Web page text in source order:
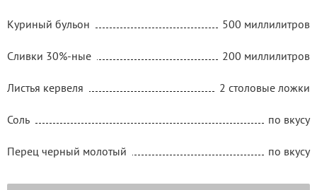
Куриный бульон 500 миллилитров
Сливки 30%-ные 200 миллилитров
Листья кервеля 2 столовые ложки
Соль по вкусу
Перец черный молотый по вкусу